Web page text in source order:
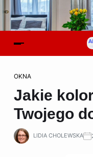
OKNA
Jakie
Twojego
LIDIA CHOLEWSKA